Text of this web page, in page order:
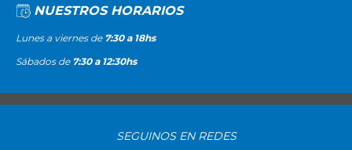
NUESTROS HORARIOS
Lunes a viernes de 7:30 a 18hs
Sábados de 7:30 a 12:30hs
SEGUINOS EN REDES